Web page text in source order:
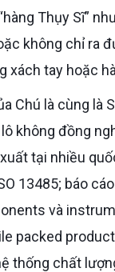
Thụy Sĩ”
không chỉ ra
xách tay hoặc
không đồng
tại nhiều
13485; báo
và
packed
thống chất